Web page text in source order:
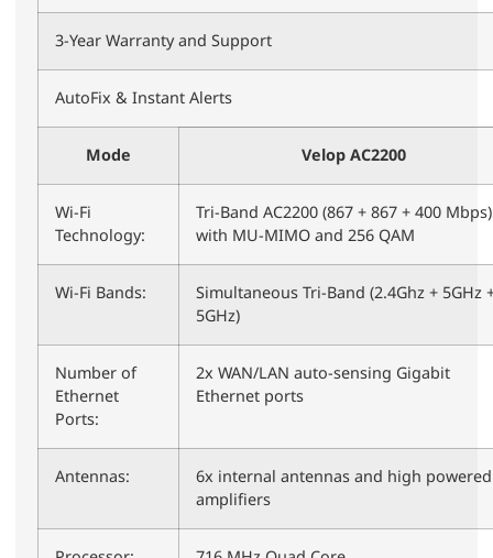
3-Year Warranty and Support
AutoFix & Instant Alerts
Mode Velop AC2200
Wi-Fi
Technology:
Tri-Band AC2200 (867 + 867 + 400
with MU-MIMO and 256 QAM
Wi-Fi Bands:
Simultaneous Tri-Band (2.4Ghz + 5GHz
5GHz)
Number of
Ethernet
Ports:
2x WAN/LAN auto-sensing Gigabit
Ethernet ports
Antennas:
6x internal antennas and high powered
amplifiers